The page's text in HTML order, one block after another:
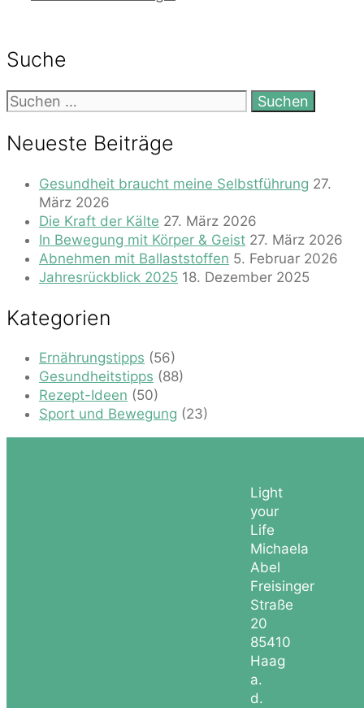
Suche
Suchen
nach:
Neueste Beiträge
Gesundheit braucht meine Selbstführung 27.
März 2026
Die Kraft der Kälte 27. März 2026
In Bewegung mit Körper & Geist 27. März 2026
Abnehmen mit Ballaststoffen 5. Februar 2026
Jahresrückblick 2025 18. Dezember 2025
Kategorien
Ernährungstipps (56)
Gesundheitstipps (88)
Rezept-Ideen (50)
Sport und Bewegung (23)
Light
your
Life
Michaela
Abel
Freisinger
Straße
20
85410
Haag
a.
d.